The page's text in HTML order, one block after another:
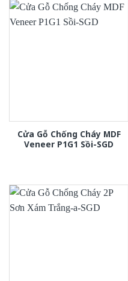
Cửa Gỗ Chống Cháy MDF
Veneer P1G1 Sồi-SGD